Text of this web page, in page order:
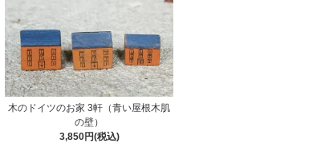
木のドイツのお家 3軒（青い屋根木肌
の壁）
3,850円(税込)